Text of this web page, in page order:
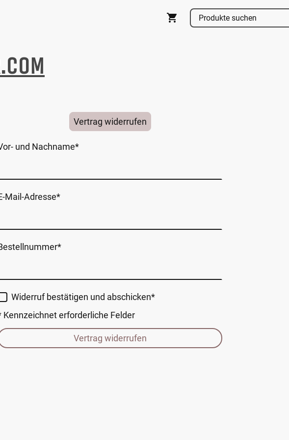
Vertrag widerrufen
und Nachname*
Mail-Adresse*
*
Widerruf bestätigen und abschicken*
Kennzeichnet erforderliche Felder
Vertrag widerrufen